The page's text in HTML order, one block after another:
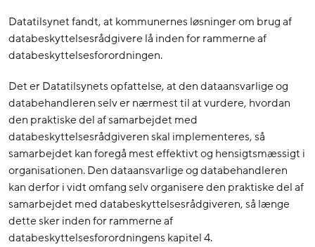
Datatilsynet fandt, at kommunernes løsninger om brug af
databeskyttelsesrådgivere lå inden for rammerne af
databeskyttelsesforordningen.
Det er Datatilsynets opfattelse, at den dataansvarlige og
databehandleren selv er nærmest til at vurdere, hvordan
den praktiske del af samarbejdet med
databeskyttelsesrådgiveren skal implementeres, så
samarbejdet kan foregå mest effektivt og hensigtsmæssigt i
organisationen. Den dataansvarlige og databehandleren
kan derfor i vidt omfang selv organisere den praktiske del af
samarbejdet med databeskyttelsesrådgiveren, så længe
dette sker inden for rammerne af
databeskyttelsesforordningens kapitel 4.